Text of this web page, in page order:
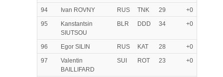
94 Ivan ROVNY RUS TNK 29
+0
95
Kanstantsin
SIUTSOU
BLR DDD 34 +0
96 Egor SILIN RUS KAT 28
+0
97
Valentin
BAILLIFARD
SUI ROT 23 +0